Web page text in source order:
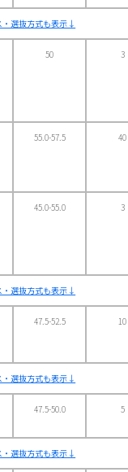
・選抜方式も表示↓
50 3
55.0-57.5 40
45.0-55.0 3
・選抜方式も表示↓
47.5-52.5 10
・選抜方式も表示↓
47.5-50.0 5
・選抜方式も表示↓